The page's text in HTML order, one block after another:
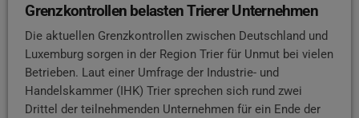
Grenzkontrollen belasten Trierer Unternehmen
Die aktuellen Grenzkontrollen zwischen Deutschland und
Luxemburg sorgen in der Region Trier für Unmut bei vielen
Betrieben. Laut einer Umfrage der Industrie- und
Handelskammer (IHK) Trier sprechen sich rund zwei
Drittel der teilnehmenden Unternehmen für ein Ende der